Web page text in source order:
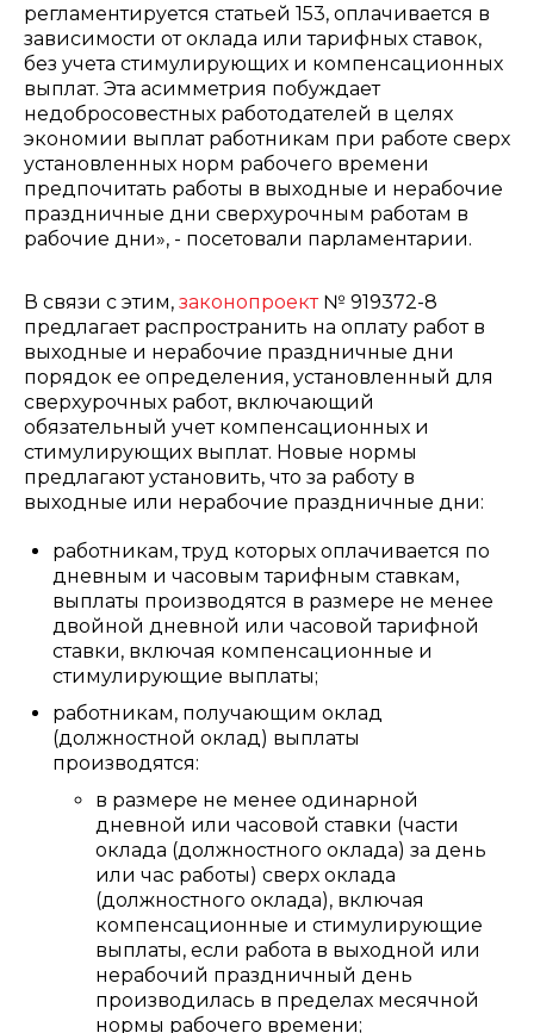
регламентируется статьей 153, оплачивается в
зависимости от оклада или тарифных ставок,
без учета стимулирующих и компенсационных
выплат. Эта асимметрия побуждает
недобросовестных работодателей в целях
экономии выплат работникам при работе сверх
установленных норм рабочего времени
предпочитать работы в выходные и нерабочие
праздничные дни сверхурочным работам в
рабочие дни», - посетовали парламентарии.
В связи с этим, законопроект№ 919372-8
предлагает распространить на оплату работ в
выходные и нерабочие праздничные дни
порядок ее определения, установленный для
сверхурочных работ, включающий
обязательный учет компенсационных и
стимулирующих выплат. Новые нормы
предлагают установить, что за работу в
выходные или нерабочие праздничные дни:
работникам, труд которых оплачивается по
дневным и часовым тарифным ставкам,
выплаты производятся в размере не менее
двойной дневной или часовой тарифной
ставки, включая компенсационные и
стимулирующие выплаты;
работникам, получающим оклад
(должностной оклад) выплаты
производятся:
в размере не менее одинарной
дневной или часовой ставки (части
оклада (должностного оклада) за день
или час работы) сверх оклада
(должностного оклада), включая
компенсационные и стимулирующие
выплаты, если работа в выходной или
нерабочий праздничный день
производилась в пределах месячной
нормы рабочего времени;